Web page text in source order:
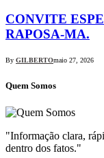
CONVITE
RAPOSA-MA.
By GILBERTOmaio 27, 2026
Quem Somos
"Informação clara,
dentro dos fatos."